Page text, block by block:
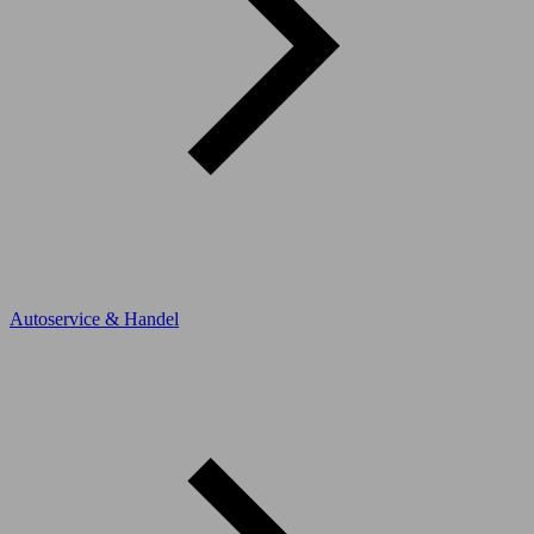
Autoservice & Handel